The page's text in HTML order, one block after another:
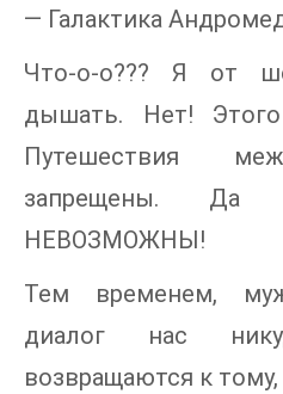
— Галактика
Что-о-о??? Я от
дышать. Нет!
Путешествия
запрещены.
НЕВОЗМОЖНЫ!
Тем временем,
диалог нас
возвращаются к тому,